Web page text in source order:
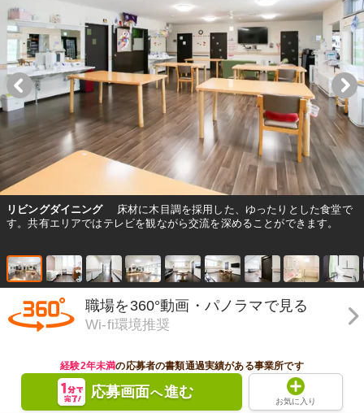
リビングダイニング
床材に木目調を採用した、ゆったりとした食堂で
す。共有エリアではテレビを観ながら交流を深めることができます。
職場を360°動画・パノラマで見る
Wi-fi環境推奨
経験2年未満の応募者の書類通過実績がある事業所です
応募画面へ進む
お気に入り